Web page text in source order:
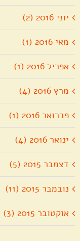
יוני 2016 (2)
מאי 2016 (1)
אפריל 2016 (1)
מרץ 2016 (4)
פברואר 2016 (1)
ינואר 2016 (4)
דצמבר 2015 (5)
נובמבר 2015 (11)
אוקטובר 2015 (3)